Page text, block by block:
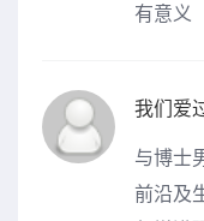
有意义
我们爱
与博士
前沿及